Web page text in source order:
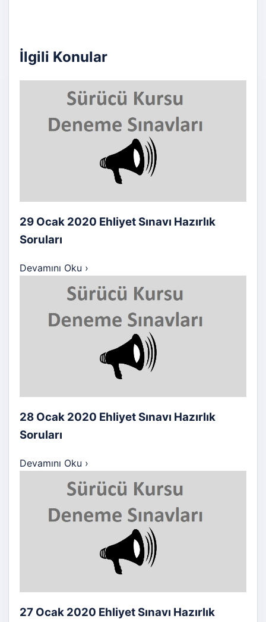
İlgili Konular
29 Ocak 2020 Ehliyet Sınavı Hazırlık
Soruları
Devamını Oku ›
28 Ocak 2020 Ehliyet Sınavı Hazırlık
Soruları
Devamını Oku ›
27 Ocak 2020 Ehliyet Sınavı Hazırlık